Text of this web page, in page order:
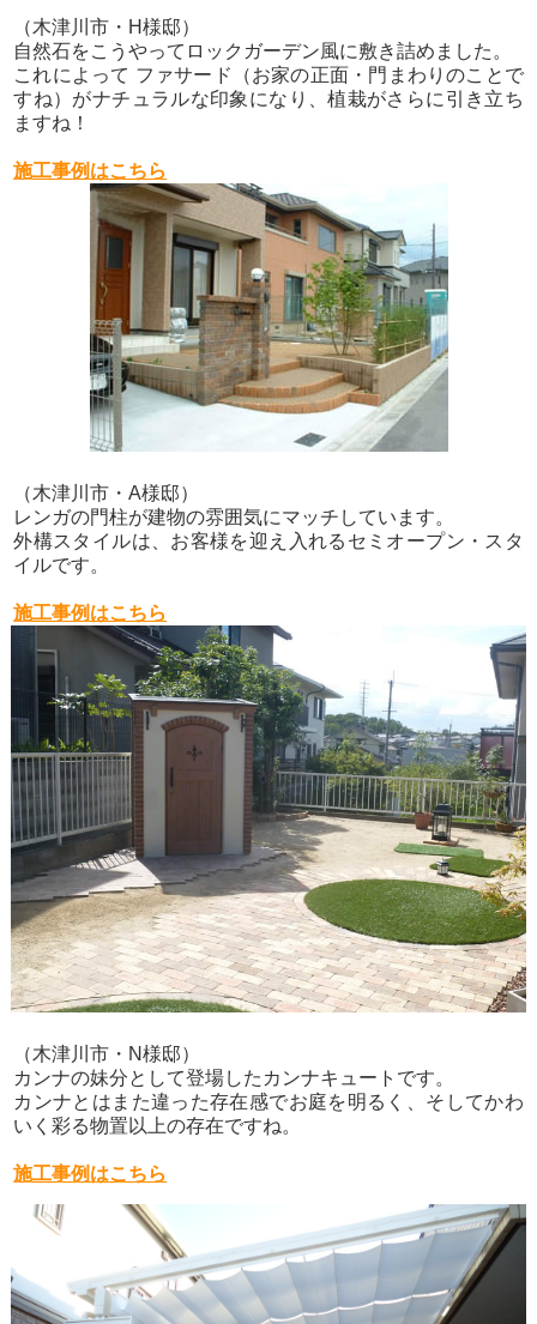
（木津川市・H様邸）
自然石をこうやってロックガーデン風に敷き詰めました。
これによって ファサード（お家の正面・門まわりのことで
すね）がナチュラルな印象になり、植栽がさらに引き立ち
ますね！
施工事例はこちら
（木津川市・A様邸）
レンガの門柱が建物の雰囲気にマッチしています。
外構スタイルは、お客様を迎え入れるセミオープン・スタ
イルです。
施工事例はこちら
（木津川市・N様邸）
カンナの妹分として登場したカンナキュートです。
カンナとはまた違った存在感でお庭を明るく、そしてかわ
いく彩る物置以上の存在ですね。
施工事例はこちら